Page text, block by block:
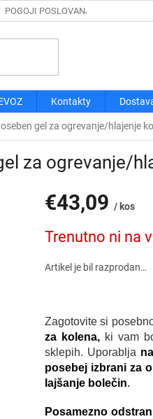
POGOJI POSLOVANJA
Kontakty
gel za ogrevanje/hlajenje
za ogrevanje/
€43,09 / kos
mere:
Trenutno ni na
Artikel je bil razprodan…
Zagotovite si
za kolena, ki vam
sklepih. Uporablja
posebej izbrani za
lajšanje bolečin.
Posamezno